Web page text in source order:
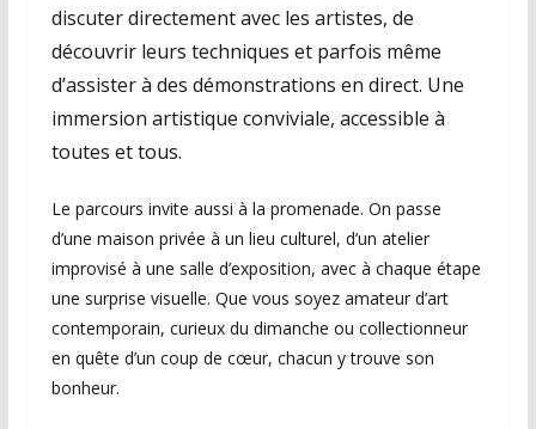
discuter directement avec les artistes, de
découvrir leurs techniques et parfois même
d’assister à des démonstrations en direct. Une
immersion artistique conviviale, accessible à
toutes et tous.
Le parcours invite aussi à la promenade. On passe
d’une maison privée à un lieu culturel, d’un atelier
improvisé à une salle d’exposition, avec à chaque étape
une surprise visuelle. Que vous soyez amateur d’art
contemporain, curieux du dimanche ou collectionneur
en quête d’un coup de cœur, chacun y trouve son
bonheur.